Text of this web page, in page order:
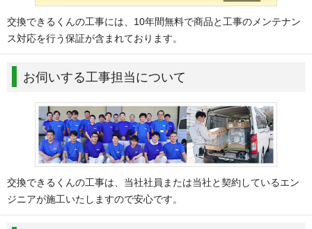
交換できるくんの工事には、10年間無料で商品と工事のメンテナン
ス対応を行う保証が含まれております。
お伺いする工事担当について
交換できるくんの工事は、当社社員または当社と契約しているエン
ジニアが施工いたしますので安心です。